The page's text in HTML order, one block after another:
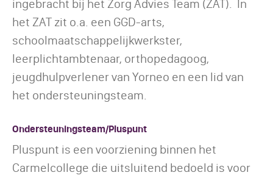
ingebracht bij het Zorg Advies Team (ZAT). In
het ZAT zit o.a. een GGD-arts,
schoolmaatschappelijkwerkster,
leerplichtambtenaar, orthopedagoog,
jeugdhulpverlener van Yorneo en een lid van
het ondersteuningsteam.
Ondersteuningsteam/Pluspunt
Pluspunt is een voorziening binnen het
Carmelcollege die uitsluitend bedoeld is voor